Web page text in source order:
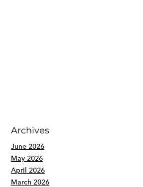
Archives
June 2026
May 2026
April 2026
March 2026